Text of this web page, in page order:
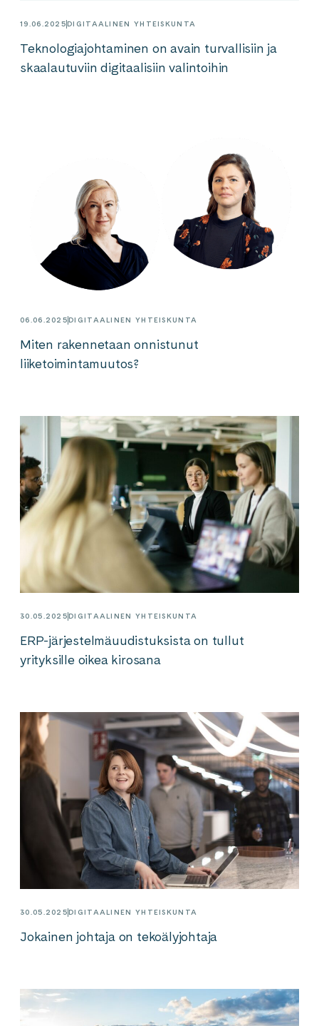
19.06.2025DIGITAALINEN YHTEISKUNTA
Teknologiajohtaminen on avain turvallisiin ja
skaalautuviin digitaalisiin valintoihin
06.06.2025DIGITAALINEN YHTEISKUNTA
Miten rakennetaan onnistunut
liiketoimintamuutos?
30.05.2025DIGITAALINEN YHTEISKUNTA
ERP-järjestelmäuudistuksista on tullut
yrityksille oikea kirosana
30.05.2025DIGITAALINEN YHTEISKUNTA
Jokainen johtaja on tekoälyjohtaja